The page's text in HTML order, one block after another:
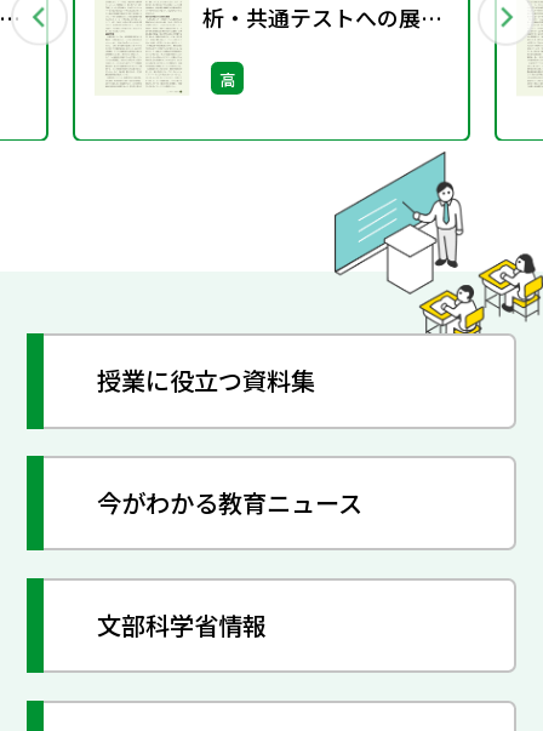
析・共通テストへの展
望）現代社会
高
授業に役立つ資料集
今がわかる教育ニュース
文部科学省情報